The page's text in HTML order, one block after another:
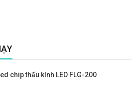
chip thấu kính LED FLG-200